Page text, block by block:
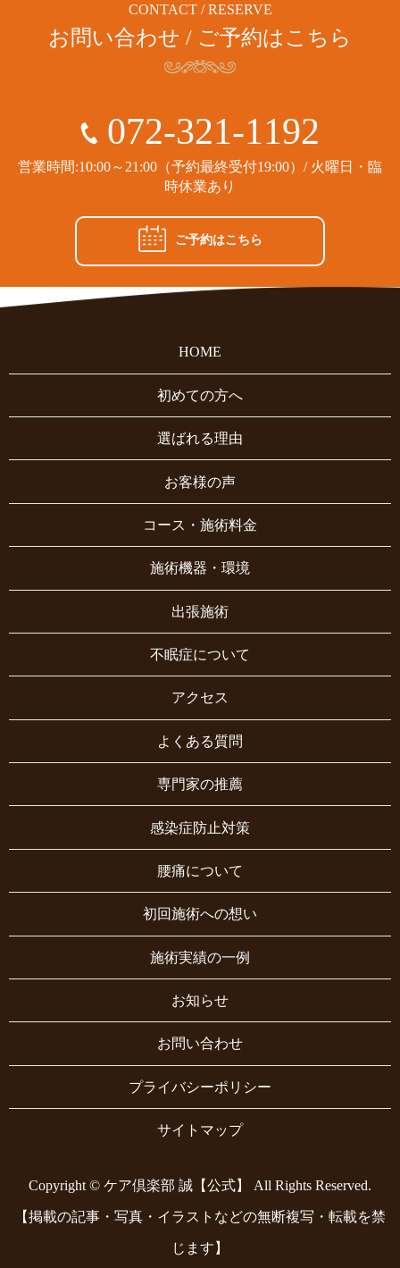
CONTACT / RESERVE
お問い合わせ / ご予約はこちら
072-321-1192
営業時間:10:00～21:00（予約最終受付19:00）/ 火曜日・臨
時休業あり
ご予約はこちら
HOME
初めての方へ
選ばれる理由
お客様の声
コース・施術料金
施術機器・環境
出張施術
不眠症について
アクセス
よくある質問
専門家の推薦
感染症防止対策
腰痛について
初回施術への想い
施術実績の一例
お知らせ
お問い合わせ
プライバシーポリシー
サイトマップ
Copyright © ケア倶楽部 誠【公式】 All Rights Reserved.
【掲載の記事・写真・イラストなどの無断複写・転載を禁
じます】